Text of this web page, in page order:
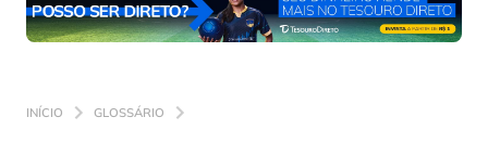
INÍCIO GLOSSÁRIO